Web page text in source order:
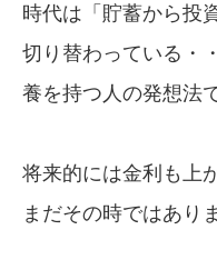
時代は「貯蓄から投
切り替わっている・
養を持つ人の発想法
将来的には金利も上
まだその時ではあり